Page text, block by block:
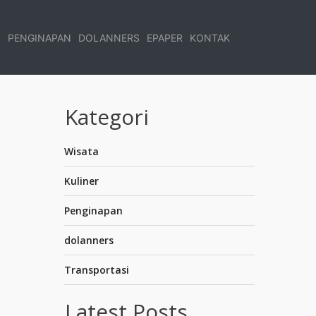
PENGINAPAN DOLANNERS EPAPER KONTAK
Kategori
Wisata
Kuliner
Penginapan
dolanners
Transportasi